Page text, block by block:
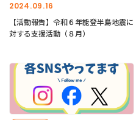
2024.09.16
【活動報告】令和６年能登半島地震に
対する支援活動（８月）